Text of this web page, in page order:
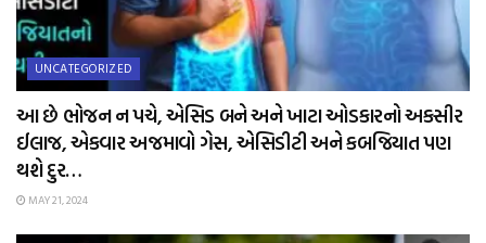
UNCATEGORIZED
આ છે ભોજન ન પચે, એસિડ બને અને ખાટા ઓડકારનો અકસીર
ઈલાજ, એકવાર અજમાવો ગેસ, એસિડીટી અને કબજિયાત પણ
થશે દુર…
MAY 21, 2024